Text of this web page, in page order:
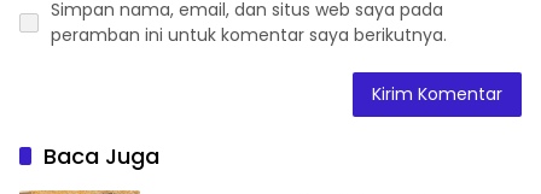
Simpan nama, email, dan situs web saya pada
peramban ini untuk komentar saya berikutnya.
Baca Juga